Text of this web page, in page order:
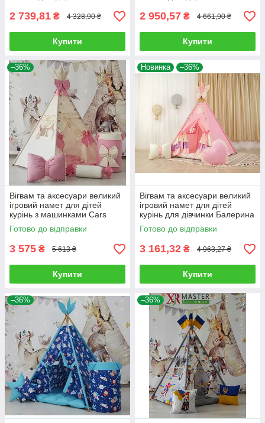
2 739,81 ₴ 4 328,90 ₴
Купити
2 950,57 ₴ 4 661,90 ₴
Купити
–36%
Вігвам та аксесуари великий
ігровий намет для дітей
курінь з машинками Cars
БОН БОН Bubbles, кошик,
комплект
Готово до відправки
3 575 ₴ 5 613 ₴
Купити
Новинка –36%
Вігвам та аксесуари великий
ігровий намет для дітей
курінь для дівчинки Балерина
з ковриком БОН БОН,
комплект
Готово до відправки
3 161,32 ₴ 4 963,27 ₴
Купити
–36% –36%